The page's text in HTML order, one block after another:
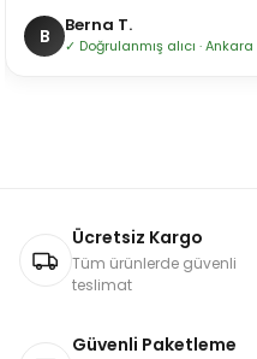
B Berna T.
✓ Doğrulanmış alıcı · Ankara
Ücretsiz Kargo
Tüm ürünlerde güvenli
teslimat
Güvenli Paketleme